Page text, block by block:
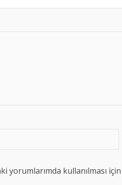
yorumlarımda kullanılması